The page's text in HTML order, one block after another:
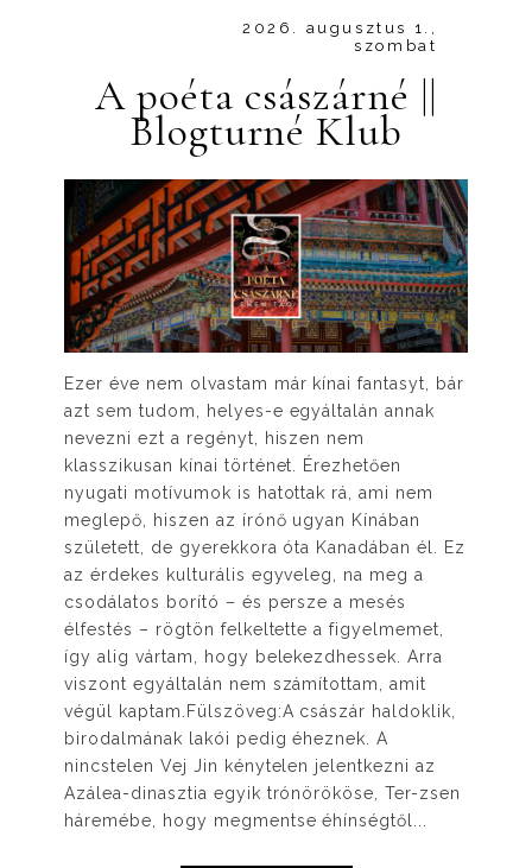
2026. augusztus 1.,
szombat
A poéta császárné ||
Blogturné Klub
Ezer éve nem olvastam már kínai fantasyt, bár
azt sem tudom, helyes-e egyáltalán annak
nevezni ezt a regényt, hiszen nem
klasszikusan kínai történet. Érezhetően
nyugati motívumok is hatottak rá, ami nem
meglepő, hiszen az írónő ugyan Kínában
született, de gyerekkora óta Kanadában él. Ez
az érdekes kulturális egyveleg, na meg a
csodálatos borító – és persze a mesés
élfestés – rögtön felkeltette a figyelmemet,
így alig vártam, hogy belekezdhessek. Arra
viszont egyáltalán nem számítottam, amit
végül kaptam.Fülszöveg:A császár haldoklik,
birodalmának lakói pedig éheznek. A
nincstelen Vej Jin kénytelen jelentkezni az
Azálea-dinasztia egyik trónörököse, Ter-zsen
háremébe, hogy megmentse éhínségtől...